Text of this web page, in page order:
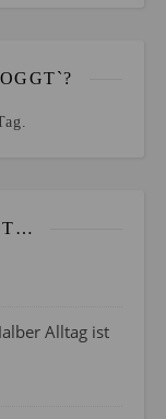
Alltag ist